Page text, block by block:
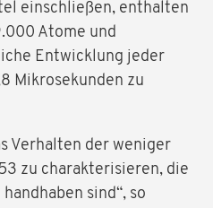
einschließen, enthalten
Atome und
Entwicklung jeder
Mikrosekunden zu
Verhalten der weniger
zu charakterisieren, die
sind“, so